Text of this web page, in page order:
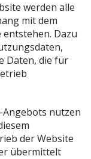
werden alle
mit dem
Dazu
Daten, die für
nutzen
der Website
übermittelt